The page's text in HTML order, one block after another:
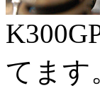
てます